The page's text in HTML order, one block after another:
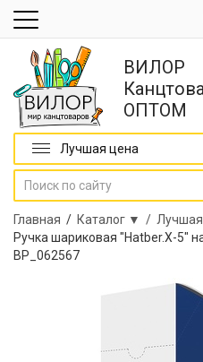
ВИЛОР
ОПТОМ
Лучшая цена
Главная / Каталог ▼ /
Ручка шариковая "Hatber.X-5"
ВР_062567